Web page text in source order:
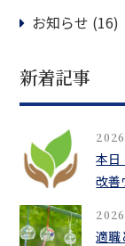
お知らせ (16)
新着記事
本日
改善
適職